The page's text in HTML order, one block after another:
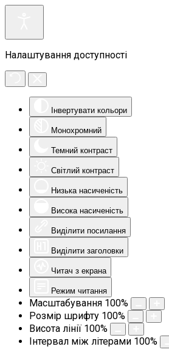
Налаштування доступності
Інвертувати кольори
Монохромний
Темний контраст
Світлий контраст
Низька насиченість
Висока насиченість
Виділити посилання
Виділити заголовки
Читач з екрана
Режим читання
Масштабування 100%
Розмір шрифту 100%
Висота лінії 100%
Інтервал між літерами 100%